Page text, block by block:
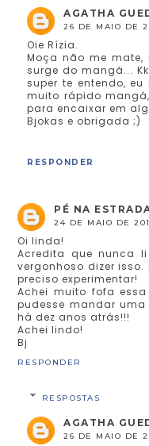
AGATHA
26 DE MAIO DE
Oie Rízia.
Moça não me
surge do mangá...
super te entendo,
muito rápido
para encaixar em
Bjokas e obrigada ;)
RESPONDER
PÉ NA
24 DE MAIO DE
Oi linda!
Acredita que nunca
vergonhoso dizer
preciso experimentar!
Achei muito fofa
pudesse mandar
há dez anos atrás!!!
Achei lindo!
Bj
RESPONDER
RESPOSTAS
AGATHA
26 DE MAIO DE